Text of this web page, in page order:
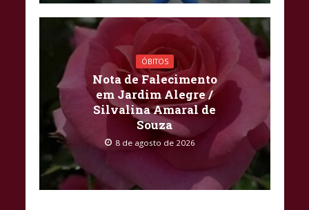
ÓBITOS
Nota de Falecimento
em Jardim Alegre /
Silvalina Amaral de
Souza
8 de agosto de 2026